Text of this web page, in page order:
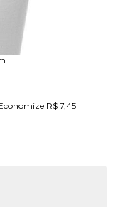
R$ 7,45